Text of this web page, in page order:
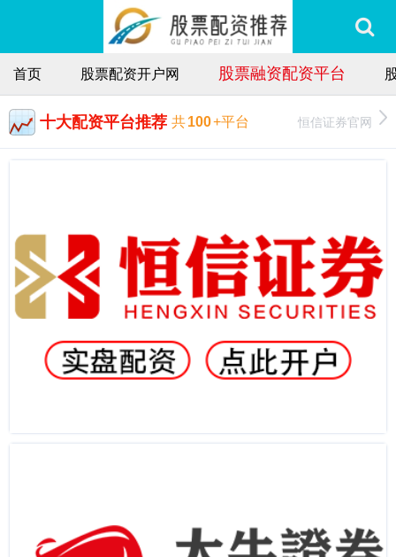
首页 股票配资开户网 股票融资配资平台
十大配资平台推荐 共100+平台 恒信证券官网